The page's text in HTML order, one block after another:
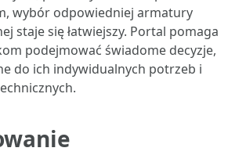
wybór odpowiedniej armatury
staje się łatwiejszy. Portal pomaga
podejmować świadome decyzje,
do ich indywidualnych potrzeb i